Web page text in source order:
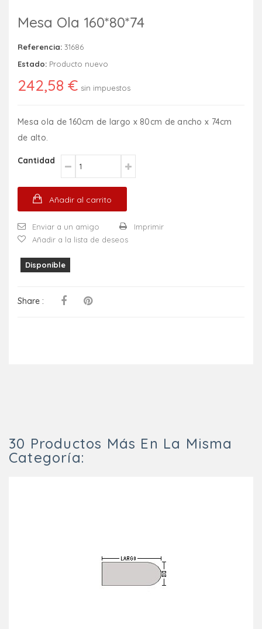
Mesa Ola 160*80*74
Referencia: 31686
Estado: Producto nuevo
242,58 € sin impuestos
Mesa ola de 160cm de largo x 80cm de ancho x 74cm
de alto.
Cantidad
Añadir al carrito
Enviar a un amigo
Imprimir
Añadir a la lista de deseos
Disponible
Share :
30 Productos Más En La Misma
Categoría: